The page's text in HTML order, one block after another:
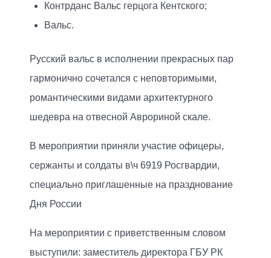
Контрданс Вальс герцога Кентского;
Вальс.
Русский вальс в исполнении прекрасных пар
гармонично сочетался с неповторимыми,
романтическими видами архитектурного
шедевра на отвесной Аврориной скале.
В мероприятии приняли участие офицеры,
сержанты и солдаты в\ч 6919 Росгвардии,
специально приглашенные на празднование
Дня России
На мероприятии с приветственным словом
выступили: заместитель директора ГБУ РК